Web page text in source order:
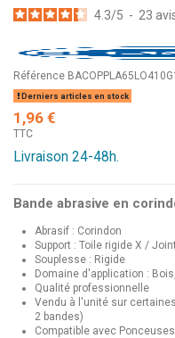
4.3/5 - 23
Référence
Derniers articles en stock
1,96 €
TTC
Livraison 24-48h.
Bande abrasive en
Abrasif : Corindon
Support : Toile rigide X /
Souplesse : Rigide
Domaine d'application :
Qualité professionnelle
Vendu à l'unité sur
2 bandes)
Compatible avec